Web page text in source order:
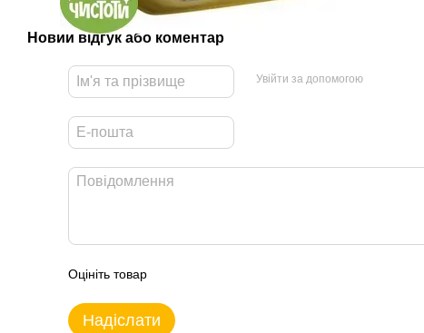
Новий відгук або коментар
Увійти за допомогою
Оцініть товар
Надіслати